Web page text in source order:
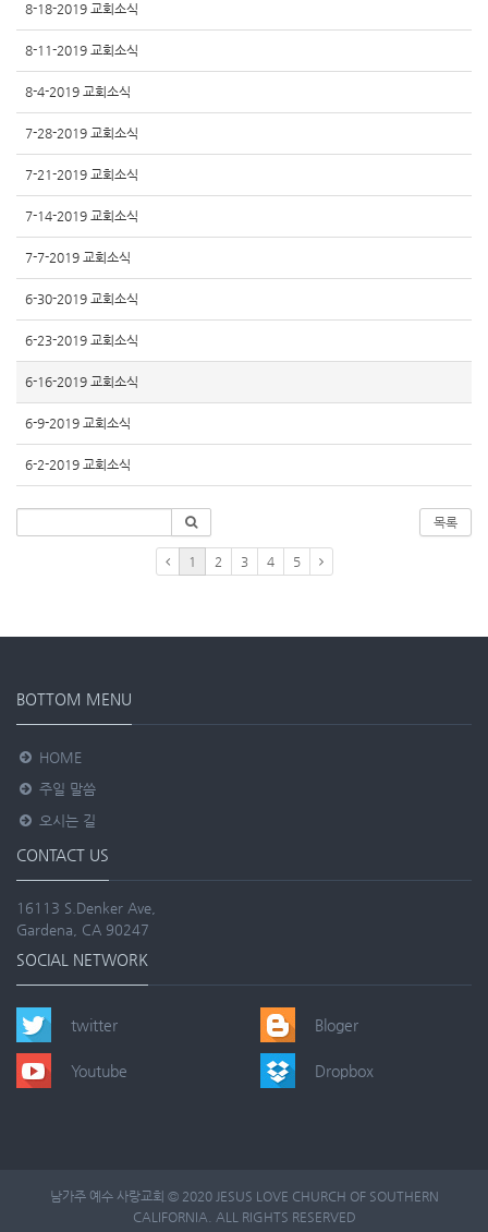
8-18-2019 교회소식
8-11-2019 교회소식
8-4-2019 교회소식
7-28-2019 교회소식
7-21-2019 교회소식
7-14-2019 교회소식
7-7-2019 교회소식
6-30-2019 교회소식
6-23-2019 교회소식
6-16-2019 교회소식
6-9-2019 교회소식
6-2-2019 교회소식
목록
1 2 3 4 5
BOTTOM MENU
HOME
주일 말씀
오시는 길
CONTACT US
16113 S.Denker Ave,
Gardena, CA 90247
SOCIAL NETWORK
twitter
Youtube
Bloger
Dropbox
남가주 예수 사랑교회 © 2020 JESUS LOVE CHURCH OF SOUTHERN
CALIFORNIA. ALL RIGHTS RESERVED